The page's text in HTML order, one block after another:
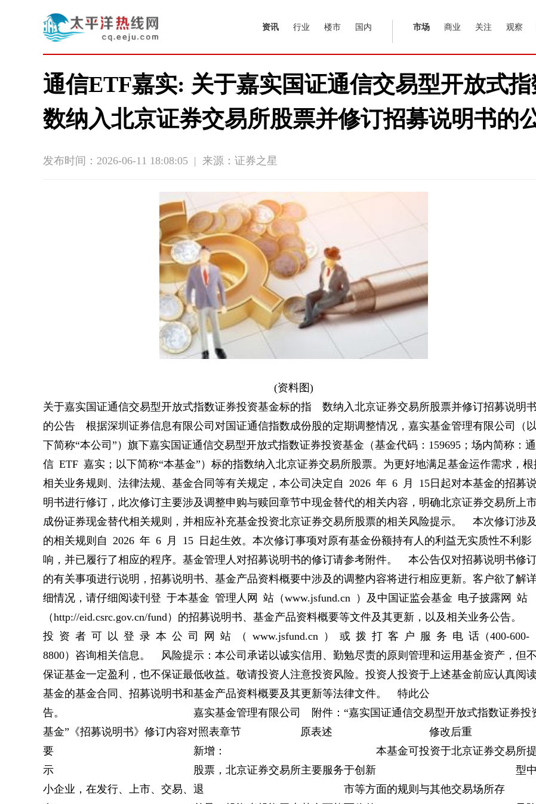
资讯 行业 楼市 国内 市场 商业 关注 观察
通信ETF嘉实: 关于嘉实国证通信交易型开放式
数纳入北京证券交易所股票并修订招募说明书的
发布时间：2026-06-11 18:08:05 | 来源：证券之星
(资料图)
关于嘉实国证通信交易型开放式指数证券投资基金标的指 数纳入北京证券交易所股票并修订招募说明书
的公告 根据深圳证券信息有限公司对国证通信指数成份股的定期调整情况，嘉实基金管理有限公司（以
下简称“本公司”）旗下嘉实国证通信交易型开放式指数证券投资基金（基金代码：159695；场内简称：通
信 ETF 嘉实；以下简称“本基金”）标的指数纳入北京证券交易所股票。为更好地满足基金运作需求，根
相关业务规则、法律法规、基金合同等有关规定，本公司决定自 2026 年 6 月 15日起对本基金的招募
明书进行修订，此次修订主要涉及调整申购与赎回章节中现金替代的相关内容，明确北京证券交易所上
成份证券现金替代相关规则，并相应补充基金投资北京证券交易所股票的相关风险提示。 本次修订涉及
的相关规则自 2026 年 6 月 15 日起生效。本次修订事项对原有基金份额持有人的利益无实质性不利影
响，并已履行了相应的程序。基金管理人对招募说明书的修订请参考附件。 本公告仅对招募说明书修
的有关事项进行说明，招募说明书、基金产品资料概要中涉及的调整内容将进行相应更新。客户欲了解
细情况，请仔细阅读刊登 于本基金 管理人网 站（www.jsfund.cn ）及中国证监会基金 电子披露网 站
（http://eid.csrc.gov.cn/fund）的招募说明书、基金产品资料概要等文件及其更新，以及相关业务公告。
投 资 者 可 以 登 录 本 公 司 网 站 （ www.jsfund.cn ） 或 拨 打 客 户 服 务 电 话（400-600-
8800）咨询相关信息。 风险提示：本公司承诺以诚实信用、勤勉尽责的原则管理和运用基金资产，但不
保证基金一定盈利，也不保证最低收益。敬请投资人注意投资风险。投资人投资于上述基金前应认真阅读
基金的基金合同、招募说明书和基金产品资料概要及其更新等法律文件。 特此公
告。 嘉实基金管理有限公司 附件：“嘉实国证通信交易型开放式指数证券投
基金”《招募说明书》修订内容对照表章节 原表述 修改后重
要 新增： 本基金可投资于北京证券交易所提
示 股票，北京证券交易所主要服务于创新 型中
小企业，在发行、上市、交易、退 市等方面的规则与其他交易场所存